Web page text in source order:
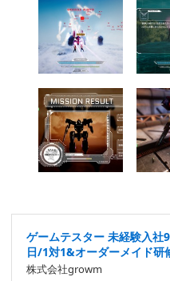
ゲームテスター 未経験入
日/1対1&オーダーメイド研
株式会社growm